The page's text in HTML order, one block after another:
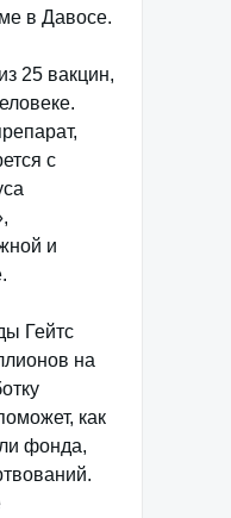
в Давосе.
25 вакцин,
с
и
Гейтс
на
как
фонда,